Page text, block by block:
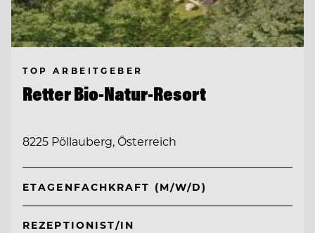
TOP ARBEITGEBER
Retter Bio-Natur-Resort
8225 Pöllauberg, Österreich
ETAGENFACHKRAFT (M/W/D)
REZEPTIONIST/IN